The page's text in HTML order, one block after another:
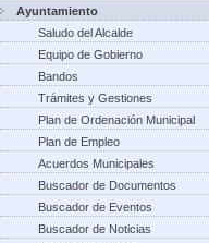
Ayuntamiento
Saludo del Alcalde
Equipo de Gobierno
Bandos
Trámites y Gestiones
Plan de Ordenación Municipal
Plan de Empleo
Acuerdos Municipales
Buscador de Documentos
Buscador de Eventos
Buscador de Noticias